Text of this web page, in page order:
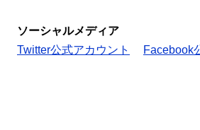
ソーシャルメディア
Twitter公式アカウント
Facebook